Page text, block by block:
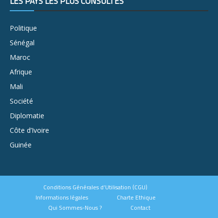
Politique
Sénégal
Maroc
Afrique
Mali
Société
Diplomatie
Côte d’Ivoire
Guinée
Conditions Générales d’Utilisation (CGU)
Informations légales
Charte Ethique
Qui Sommes-Nous ?
Contact